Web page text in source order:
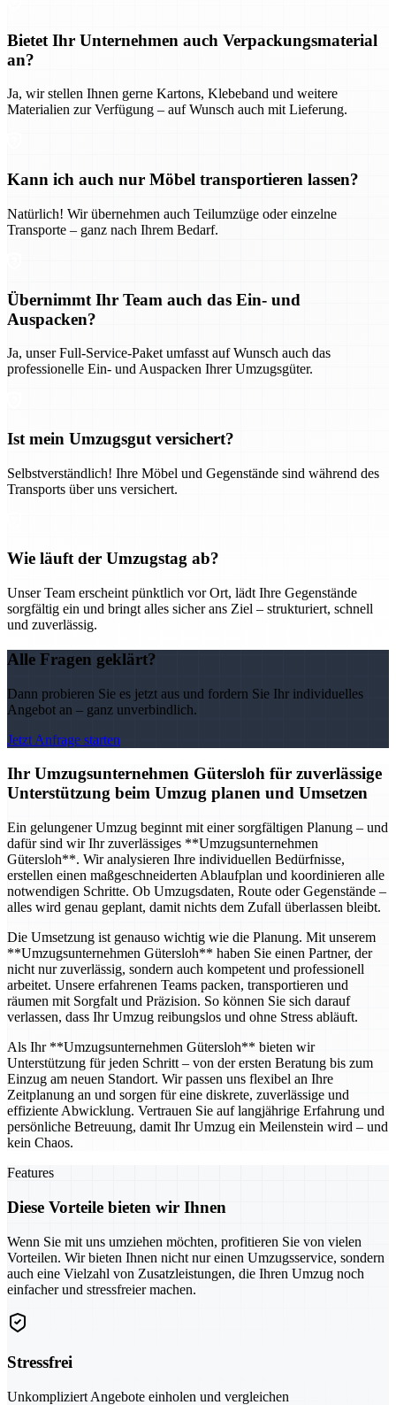
Bietet Ihr Unternehmen auch Verpackungsmaterial
an?
Ja, wir stellen Ihnen gerne Kartons, Klebeband und weitere
Materialien zur Verfügung – auf Wunsch auch mit Lieferung.
Kann ich auch nur Möbel transportieren lassen?
Natürlich! Wir übernehmen auch Teilumzüge oder einzelne
Transporte – ganz nach Ihrem Bedarf.
Übernimmt Ihr Team auch das Ein- und
Auspacken?
Ja, unser Full-Service-Paket umfasst auf Wunsch auch das
professionelle Ein- und Auspacken Ihrer Umzugsgüter.
Ist mein Umzugsgut versichert?
Selbstverständlich! Ihre Möbel und Gegenstände sind während des
Transports über uns versichert.
Wie läuft der Umzugstag ab?
Unser Team erscheint pünktlich vor Ort, lädt Ihre Gegenstände
sorgfältig ein und bringt alles sicher ans Ziel – strukturiert, schnell
und zuverlässig.
Alle Fragen geklärt?
Dann probieren Sie es jetzt aus und fordern Sie Ihr individuelles
Angebot an – ganz unverbindlich.
Jetzt Anfrage starten
Ihr Umzugsunternehmen Gütersloh für zuverlässige
Unterstützung beim Umzug planen und Umsetzen
Ein gelungener Umzug beginnt mit einer sorgfältigen Planung – und
dafür sind wir Ihr zuverlässiges **Umzugsunternehmen
Gütersloh**. Wir analysieren Ihre individuellen Bedürfnisse,
erstellen einen maßgeschneiderten Ablaufplan und koordinieren alle
notwendigen Schritte. Ob Umzugsdaten, Route oder Gegenstände –
alles wird genau geplant, damit nichts dem Zufall überlassen bleibt.
Die Umsetzung ist genauso wichtig wie die Planung. Mit unserem
**Umzugsunternehmen Gütersloh** haben Sie einen Partner, der
nicht nur zuverlässig, sondern auch kompetent und professionell
arbeitet. Unsere erfahrenen Teams packen, transportieren und
räumen mit Sorgfalt und Präzision. So können Sie sich darauf
verlassen, dass Ihr Umzug reibungslos und ohne Stress abläuft.
Als Ihr **Umzugsunternehmen Gütersloh** bieten wir
Unterstützung für jeden Schritt – von der ersten Beratung bis zum
Einzug am neuen Standort. Wir passen uns flexibel an Ihre
Zeitplanung an und sorgen für eine diskrete, zuverlässige und
effiziente Abwicklung. Vertrauen Sie auf langjährige Erfahrung und
persönliche Betreuung, damit Ihr Umzug ein Meilenstein wird – und
kein Chaos.
Features
Diese Vorteile bieten wir Ihnen
Wenn Sie mit uns umziehen möchten, profitieren Sie von vielen
Vorteilen. Wir bieten Ihnen nicht nur einen Umzugsservice, sondern
auch eine Vielzahl von Zusatzleistungen, die Ihren Umzug noch
einfacher und stressfreier machen.
Stressfrei
Unkompliziert Angebote einholen und vergleichen